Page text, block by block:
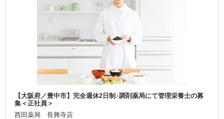
【大阪府／豊中市】完全週休2日制♪調剤薬局にて管理栄養士の募
集＜正社員＞
西田薬局 長興寺店